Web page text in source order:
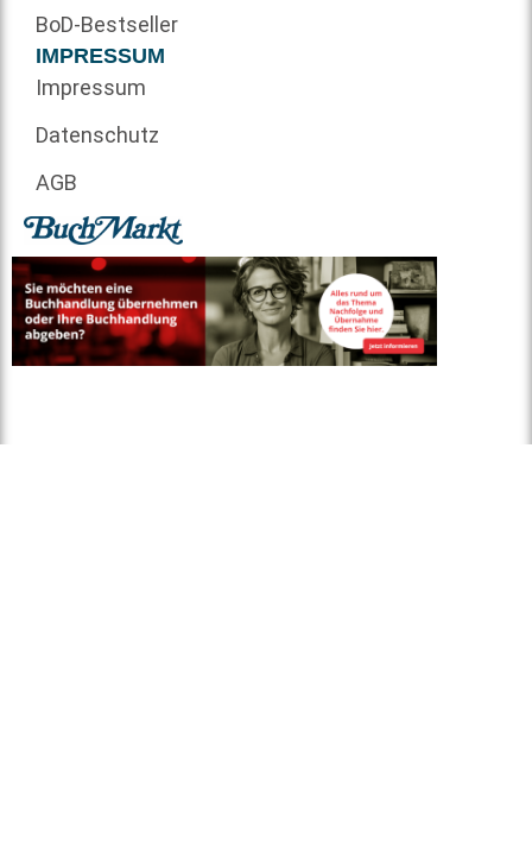
BoD-Bestseller
IMPRESSUM
Impressum
Datenschutz
AGB